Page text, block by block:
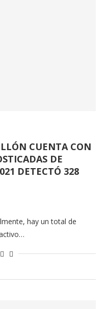
CUENTA CON
DE
DETECTÓ 328
hay un total de